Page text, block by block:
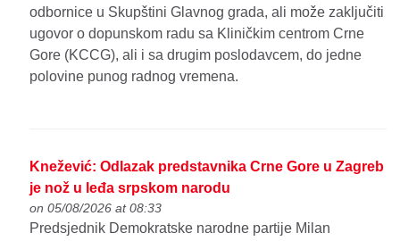
odbornice u Skupštini Glavnog grada, ali može zaključiti
ugovor o dopunskom radu sa Kliničkim centrom Crne
Gore (KCCG), ali i sa drugim poslodavcem, do jedne
polovine punog radnog vremena.
Knežević: Odlazak predstavnika Crne Gore u Zagreb
je nož u leđa srpskom narodu
on 05/08/2026 at 08:33
Predsjednik Demokratske narodne partije Milan